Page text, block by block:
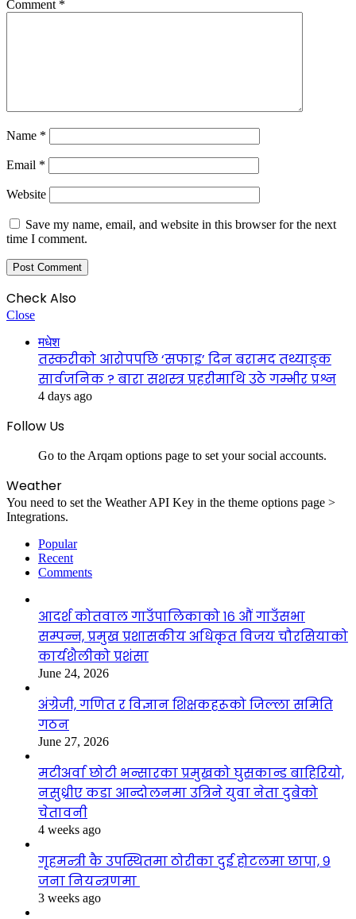
Comment *
Name *
Email *
Website
Save my name, email, and website in this browser for the next
time I comment.
Check Also
Close
मधेश
तस्करीको आरोपपछि ‘सफाइ’ दिन बरामद तथ्याङ्क
सार्वजनिक ? बारा सशस्त्र प्रहरीमाथि उठे गम्भीर प्रश्न
4 days ago
Follow Us
Go to the Arqam options page to set your social accounts.
Weather
You need to set the Weather API Key in the theme options page >
Integrations.
Popular
Recent
Comments
आदर्श कोतवाल गाउँपालिकाको १६ औं गाउँसभा
सम्पन्न, प्रमुख प्रशासकीय अधिकृत विजय चौरसियाको
कार्यशैलीको प्रशंसा
June 24, 2026
अंग्रेजी, गणित र विज्ञान शिक्षकहरूको जिल्ला समिति
गठन
June 27, 2026
मटीअर्वा छोटी भन्सारका प्रमुखको घुसकान्ड बाहिरियो,
नसुध्रीए कडा आन्दोलनमा उत्रिने युवा नेता दुबेको
चेतावनी
4 weeks ago
गृहमन्त्री कै उपस्थितमा ठोरीका दुई होटलमा छापा, ९
जना नियन्त्रणमा
3 weeks ago